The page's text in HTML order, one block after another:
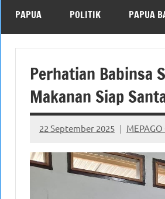
PAPUA POLITIK PAPUA
Perhatian Babinsa
Makanan Siap
22 September 2025 MEPAGO
No
comments